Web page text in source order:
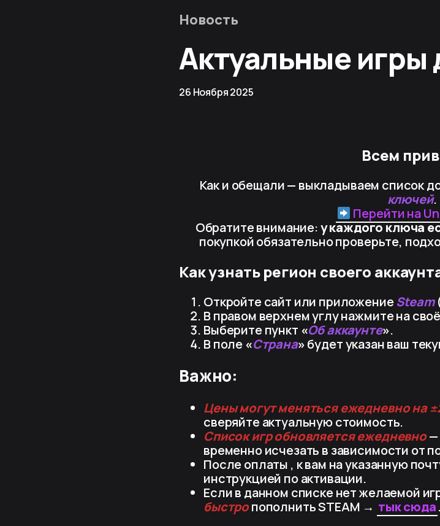
Новость
Актуальные игры
26 Ноября 2025
Всем
Как и обещали — выкладываем список
ключей.
Перейти на
Обратите внимание:у каждого ключа
покупкой обязательно проверьте,
Как узнать регион своего
Откройте сайт или приложениеSteam
В правом верхнем углу нажмите на
Выберите пункт «Об аккаунте».
В поле«Страна»будет указан ваш
Важно:
Цены могут меняться ежедневно на
сверяйте актуальную стоимость.
Список игр обновляется ежедневно—
временно исчезать в зависимости от
После оплаты , к вам на указанную
инструкцией по активации.
Если в данном списке нет желаемой
быстропополнить STEAM → тык сюда.